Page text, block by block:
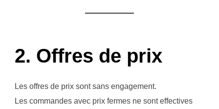
2. Offres de prix
Les offres de prix sont sans engagement.
Les commandes avec prix fermes ne sont effectives